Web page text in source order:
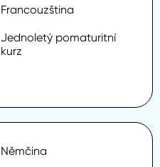
Francouzština
Jednoletý pomaturitní
kurz
Němčina